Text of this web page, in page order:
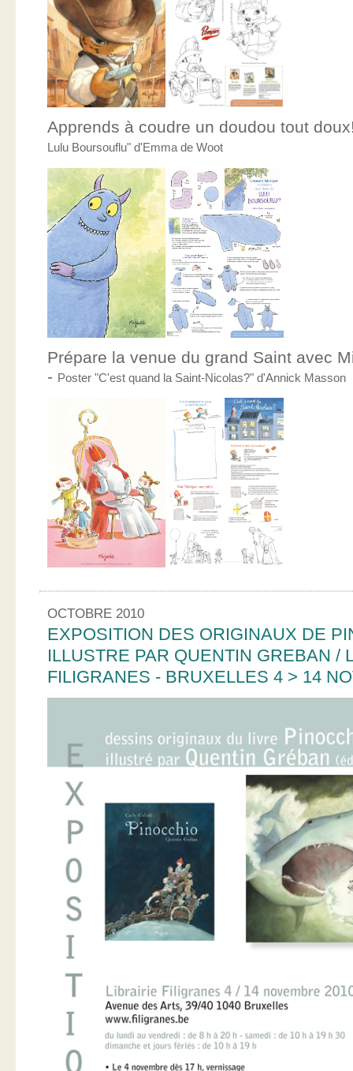
Apprends à coudre un doudou tout
Lulu Boursouflu" d'Emma de Woot
Prépare la venue du grand Saint avec
- Poster "C'est quand la Saint-Nicolas?" d'Annick Masson
OCTOBRE 2010
EXPOSITION DES ORIGINAUX DE
ILLUSTRE PAR QUENTIN GREBAN /
FILIGRANES - BRUXELLES 4 > 14